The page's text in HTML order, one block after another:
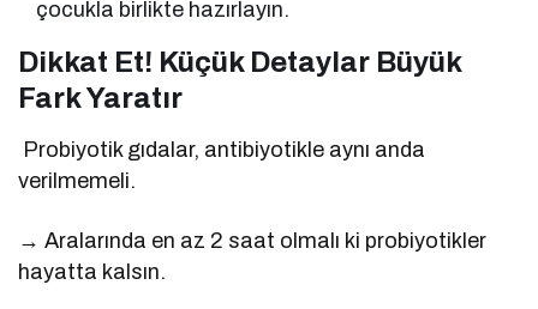
çocukla birlikte hazırlayın.
Dikkat Et! Küçük Detaylar Büyük
Fark Yaratır
Probiyotik gıdalar, antibiyotikle aynı anda
verilmemeli.
→ Aralarında en az 2 saat olmalı ki probiyotikler
hayatta kalsın.